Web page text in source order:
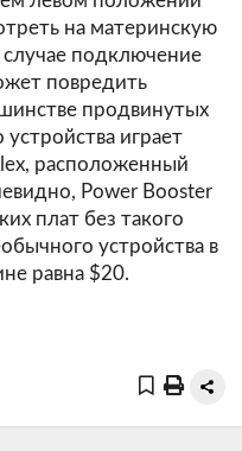
на материнскую
подключение
повредить
продвинутых
играет
расположенный
Power Booster
плат без такого
устройства в
равна $20.